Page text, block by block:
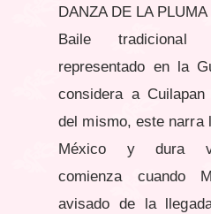
DANZA DE LA PLUMA
Baile tradicional
representado en la
considera a
del mismo, este narra
México y dura
comienza cuando
avisado de la